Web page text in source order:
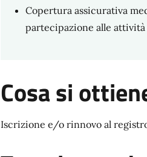
Copertura assicurativa
partecipazione alle attività
Cosa si
Iscrizione e/o rinnovo al